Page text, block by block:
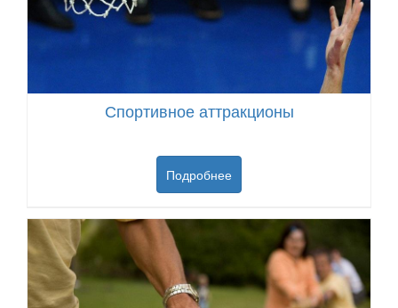
Спортивное аттракционы
Подробнее